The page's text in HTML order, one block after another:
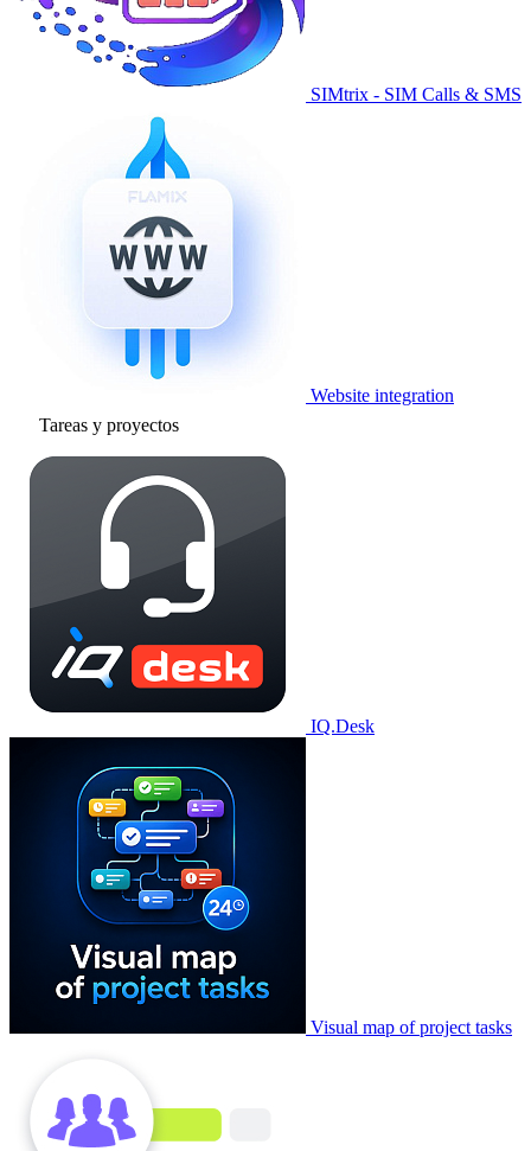
SIMtrix - SIM Calls & SMS
Website integration
Tareas y proyectos
IQ.Desk
Visual map of project tasks